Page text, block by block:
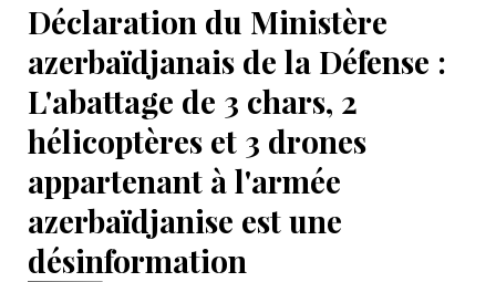
Déclaration du Ministère
azerbaïdjanais de la Défense :
L'abattage de 3 chars, 2
hélicoptères et 3 drones
appartenant à l'armée
azerbaïdjanise est une
désinformation